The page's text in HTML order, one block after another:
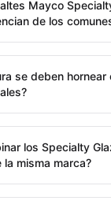
FRENCH
Mayco
de los
se deben hornear
los Specialty
misma marca?